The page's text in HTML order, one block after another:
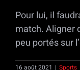
Pour lui, il
match. Aligner
peu portés sur
16 août 2021 | Sports